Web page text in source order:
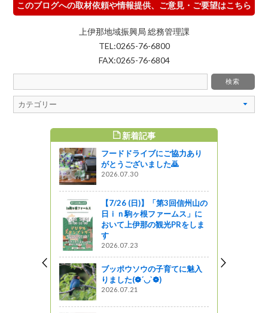
このブログへの取材依頼や情報提供、ご意見・ご要望はこちら
上伊那地域振興局 総務管理課
TEL:0265-76-6800
FAX:0265-76-6804
新着記事
フードドライブにご協力あり
がとうございました🙇
2026.07.30
【7/26 (日)】「第3回信州山の
日ｉｎ駒ヶ根ファームス」に
おいて上伊那の観光PRをしま
す
2026.07.23
ブッポウソウの子育てに魅入
りました(❁´◡`❁)
2026.07.21